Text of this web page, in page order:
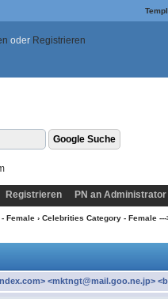
oder Registrieren
Registrieren PN an Administrator
Female › Celebrities Category - Female ---
<mktngt@mail.goo.ne.jp>